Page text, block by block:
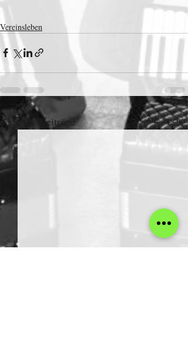
Vereinsleben
Aktuelle Beiträge Alle ansehen